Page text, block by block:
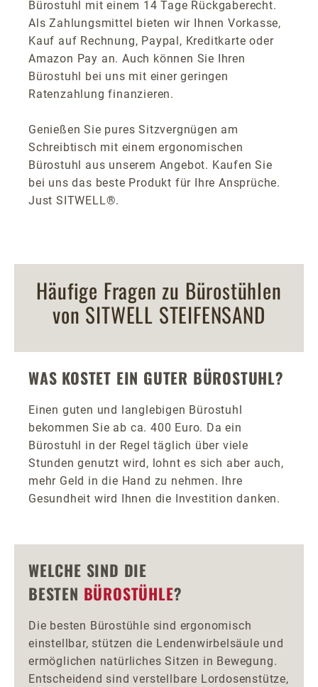
Bürostuhl mit einem 14 Tage Rückgaberecht.
Als Zahlungsmittel bieten wir Ihnen Vorkasse,
Kauf auf Rechnung, Paypal, Kreditkarte oder
Amazon Pay an. Auch können Sie Ihren
Bürostuhl bei uns mit einer geringen
Ratenzahlung finanzieren.
Genießen Sie pures Sitzvergnügen am
Schreibtisch mit einem ergonomischen
Bürostuhl aus unserem Angebot. Kaufen Sie
bei uns das beste Produkt für Ihre Ansprüche.
Just SITWELL®.
Häufige Fragen zu Bürostühlen
von SITWELL STEIFENSAND
WAS KOSTET EIN GUTER BÜROSTUHL?
Einen guten und langlebigen Bürostuhl
bekommen Sie ab ca. 400 Euro. Da ein
Bürostuhl in der Regel täglich über viele
Stunden genutzt wird, lohnt es sich aber auch,
mehr Geld in die Hand zu nehmen. Ihre
Gesundheit wird Ihnen die Investition danken.
WELCHE SIND DIE
BESTEN BÜROSTÜHLE?
Die besten Bürostühle sind ergonomisch
einstellbar, stützen die Lendenwirbelsäule und
ermöglichen natürliches Sitzen in Bewegung.
Entscheidend sind verstellbare Lordosenstütze,